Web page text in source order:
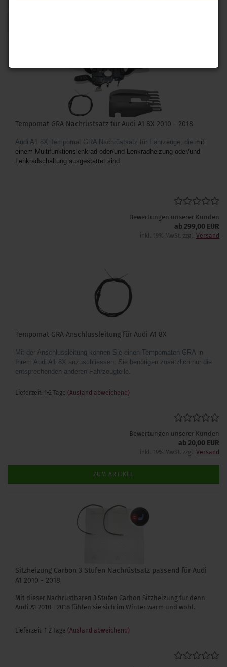
Tempomat GRA Nachrüstsatz für Audi A1 8X 2010 - 2018
Audi A1 8X Tempomat GRA Nachrüstsatz für Fahrzeuge, die mit
einem Multifunktionslenkrad oder/und Lenkradheizung oder/und
Lenkradschaltung ausgestattet sind.
Bewertungen unserer Kunden
ab 299,00 EUR
inkl. 19% MwSt. zzgl. Versand
Tempomat GRA Anschlussleitung für Audi A1 8X
Mit der Anschlussleitung können Sie einen Tempomaten GRA in
Ihrem Audi A1 8X anzuschliessen. Sie benötigen zusätzlich nur die
entsprechenden anderen Fahrzeugteile.
Lieferzeit: 1-2 Tage (Ausland abweichend)
Bewertungen unserer Kunden
ab 20,00 EUR
inkl. 19% MwSt. zzgl. Versand
ZUM ARTIKEL
Sitzheizung Carbon 3 Stufen Nachrüstsatz passend für Audi
A1 2010 - 2018
Mit dieser Nachrüstbaren 3 Stufen Carbon Sitzheizung für denn
Audi A1 2010 - 2018 fühlen sie sich im Winter warm und wohl.
Lieferzeit: 1-2 Tage (Ausland abweichend)